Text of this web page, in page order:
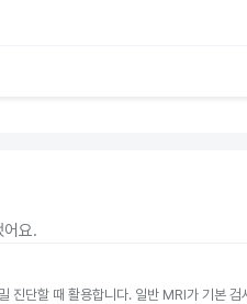
요.
진단할 때 활용합니다. 일반 MRI가 기본 검